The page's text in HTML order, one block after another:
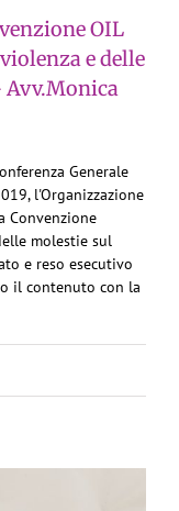
OIL
e delle
Generale
l'Organizzazione
Convenzione
molestie sul
e reso esecutivo
il contenuto con la